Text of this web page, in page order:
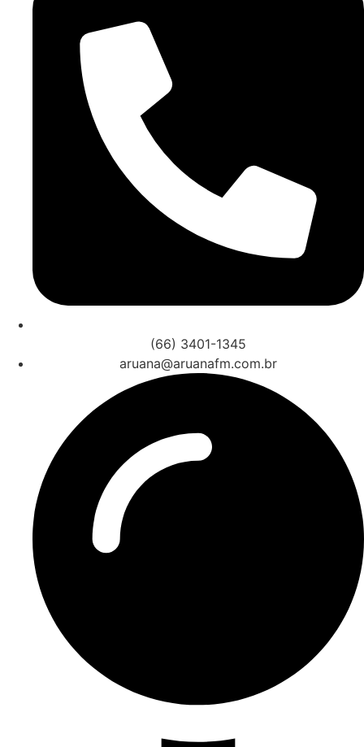
(66) 3401-1345
aruana@aruanafm.com.br